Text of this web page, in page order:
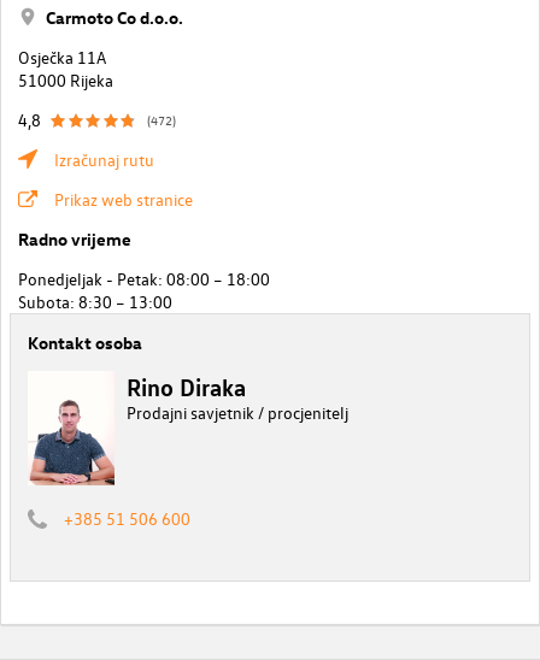
Carmoto Co d.o.o.
Osječka 11A
51000 Rijeka
4,8
(472)
Izračunaj rutu
Prikaz web stranice
Radno vrijeme
Ponedjeljak - Petak: 08:00 – 18:00
Subota: 8:30 – 13:00
Kontakt osoba
Rino Diraka
Prodajni savjetnik / procjenitelj
+385 51 506 600